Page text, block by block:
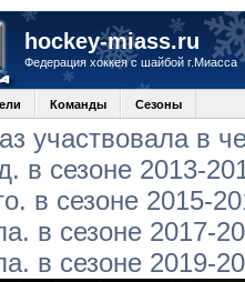
hockey-miass.ru
Федерация хоккея с шайбой г.Миасса
Команды Сезоны
участвовала в
в сезоне 2013-
в сезоне 2015-
в сезоне 2017-
в сезоне 2019-